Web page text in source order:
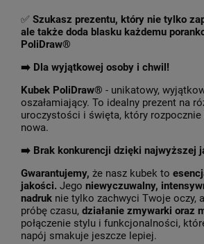
✅ Szukasz prezentu, który nie tylko
ale także doda blasku każdemu
PoliDraw®
➡️ Dla wyjątkowej osoby i chwil!
Kubek PoliDraw® - unikatowy,
oszałamiający. To idealny prezent na
uroczystości i święta, który rozpocznie
nowa.
➡️ Brak konkurencji dzięki najwyższej
Gwarantujemy, że nasz kubek to
jakości. Jego niewyczuwalny,
nadruk nie tylko zachwyci Twoje oczy,
próbę czasu, działanie zmywarki oraz
połączenie stylu i funkcjonalności,
napój smakuje jeszcze lepiej.